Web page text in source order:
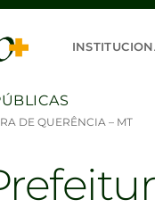
DE QUERÊNCIA – MT